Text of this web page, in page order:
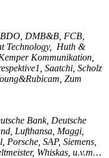
DMB&B, FCB,
Technology, Huth &
Kommunikation,
Saatchi, Scholz
Zum
Bank, Deutsche
Lufthansa, Maggi,
SAP, Siemens,
Whiskas, u.v.m…